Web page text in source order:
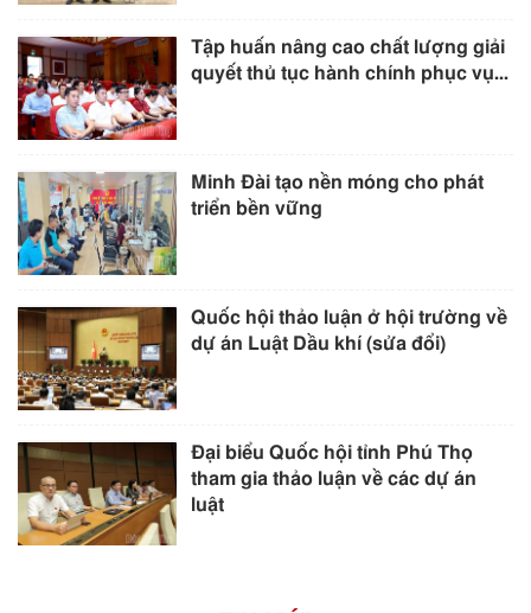
Tập huấn nâng cao chất lượng giải
quyết thủ tục hành chính phục vụ...
Minh Đài tạo nền móng cho phát
triển bền vững
Quốc hội thảo luận ở hội trường về
dự án Luật Dầu khí (sửa đổi)
Đại biểu Quốc hội tỉnh Phú Thọ
tham gia thảo luận về các dự án
luật